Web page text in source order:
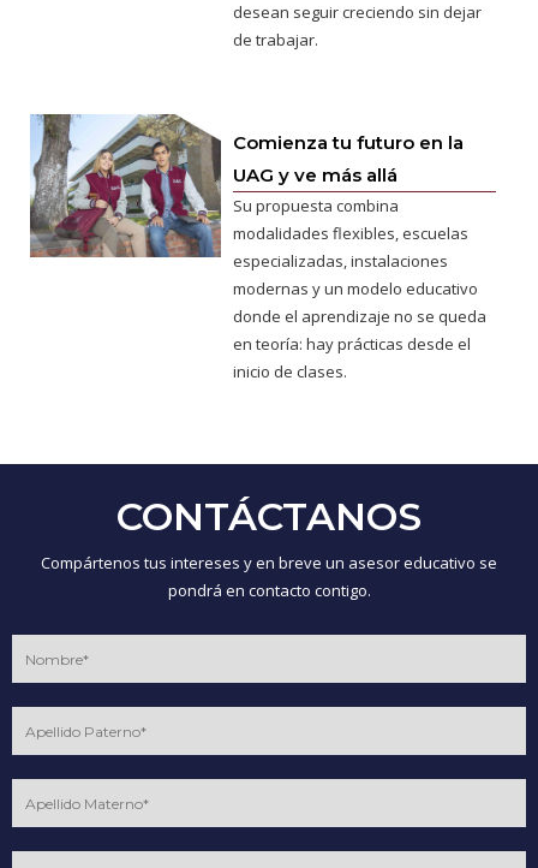
desean seguir creciendo sin dejar
de trabajar.
Comienza tu futuro en la
UAG y ve más allá
Su propuesta combina
modalidades flexibles, escuelas
especializadas, instalaciones
modernas y un modelo educativo
donde el aprendizaje no se queda
en teoría: hay prácticas desde el
inicio de clases.
CONTÁCTANOS
Compártenos tus intereses y en breve un asesor educativo se
pondrá en contacto contigo.